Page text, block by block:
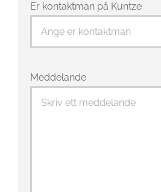
Er kontaktman på Kuntze
Meddelande